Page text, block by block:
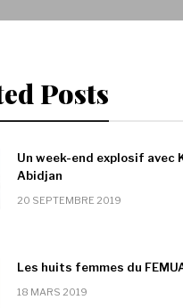
Posts
Un week-end explosif avec
Abidjan
20 SEPTEMBRE 2019
Les huits femmes du
18 MARS 2019